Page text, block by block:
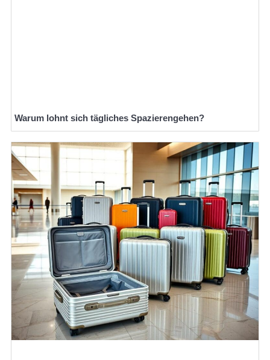
Warum lohnt sich tägliches Spazierengehen?